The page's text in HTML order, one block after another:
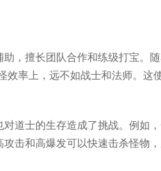
，擅长团队合作和练级打宝。
效率上，远不如战士和法师。
道士的生存造成了挑战。例如
击和高爆发可以快速击杀怪物，